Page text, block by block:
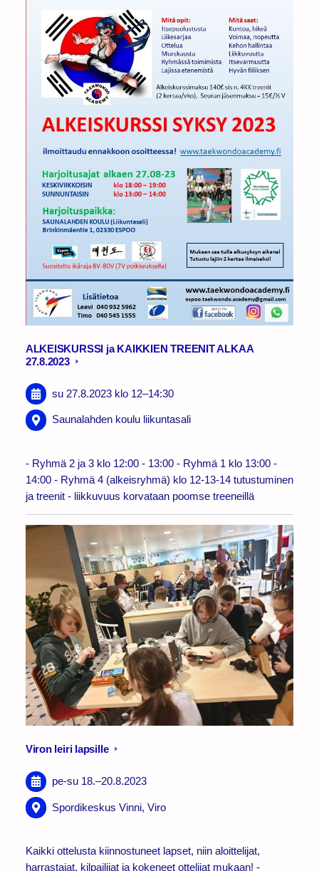
ALKEISKURSSI ja KAIKKIEN TREENIT ALKAA
27.8.2023
su 27.8.2023 klo 12–14:30
Saunalahden koulu liikuntasali
- Ryhmä 2 ja 3 klo 12:00 - 13:00 - Ryhmä 1 klo 13:00 -
14:00 - Ryhmä 4 (alkeisryhmä) klo 12-13-14 tutustuminen
ja treenit - liikkuvuus korvataan poomse treeneillä
Viron leiri lapsille
pe-su 18.–20.8.2023
Spordikeskus Vinni, Viro
Kaikki ottelusta kiinnostuneet lapset, niin aloittelijat,
harrastajat, kilpailijat ja kokeneet ottelijat mukaan! -